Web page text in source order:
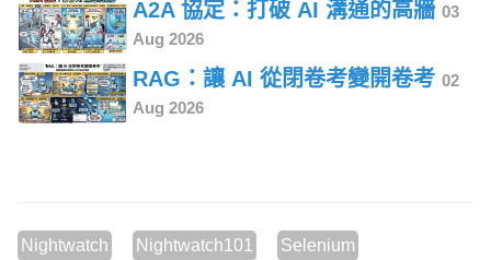
A2A 協定：打破 AI 溝通的高牆 03
Aug 2026
RAG：讓 AI 從閉卷考變開卷考 02
Aug 2026
Nightwatch Nightwatch101 Selenium